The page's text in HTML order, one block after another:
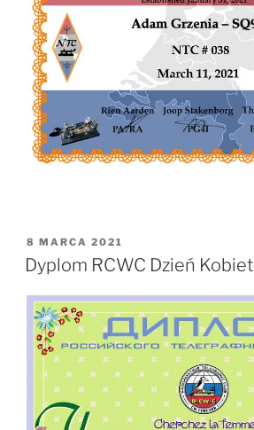
OPUBLIKOWANE
W
8 MARCA 2021
Dyplom RCWC Dzień Kobiet